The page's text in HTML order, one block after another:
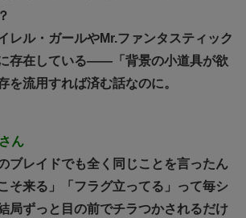
レル・ガールやMr.ファンタスティック
存在している——「背景の小道具が欲
を流用すれば済む話なのに。
ん
ブレイドでも全く同じことを言ったん
来る」「フラグ立ってる」って毎シ
局ずっと目の前でチラつかされるだけ